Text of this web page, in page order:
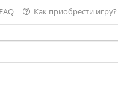
FAQ Как приобрести игру?